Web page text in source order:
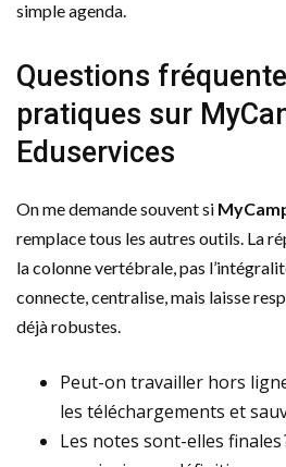
simple agenda.
Questions
pratiques sur
Eduservices
On me demande souvent si
remplace tous les autres outils. La
la colonne vertébrale, pas
connecte, centralise, mais laisse
déjà robustes.
Peut-on travailler hors
les téléchargements et
Les notes sont-elles